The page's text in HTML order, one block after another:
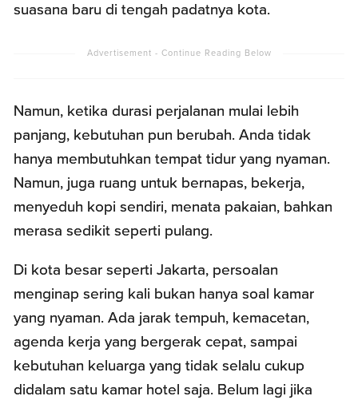
suasana baru di tengah padatnya kota.
Namun, ketika durasi perjalanan mulai lebih
panjang, kebutuhan pun berubah. Anda tidak
hanya membutuhkan tempat tidur yang nyaman.
Namun, juga ruang untuk bernapas, bekerja,
menyeduh kopi sendiri, menata pakaian, bahkan
merasa sedikit seperti pulang.
Di kota besar seperti Jakarta, persoalan
menginap sering kali bukan hanya soal kamar
yang nyaman. Ada jarak tempuh, kemacetan,
agenda kerja yang bergerak cepat, sampai
kebutuhan keluarga yang tidak selalu cukup
didalam satu kamar hotel saja. Belum lagi jika